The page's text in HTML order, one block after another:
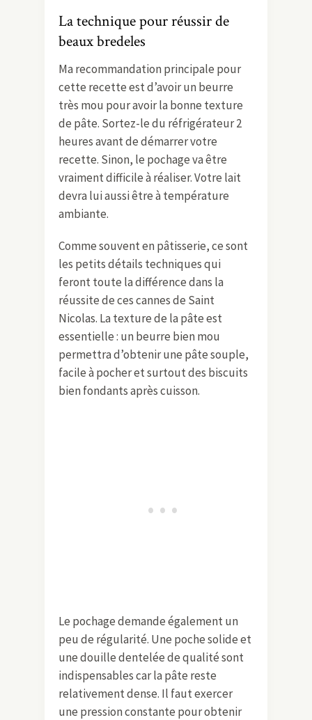
La technique pour réussir de
beaux bredeles
Ma recommandation principale pour
cette recette est d’avoir un beurre
très mou pour avoir la bonne texture
de pâte. Sortez-le du réfrigérateur 2
heures avant de démarrer votre
recette. Sinon, le pochage va être
vraiment difficile à réaliser. Votre lait
devra lui aussi être à température
ambiante.
Comme souvent en pâtisserie, ce sont
les petits détails techniques qui
feront toute la différence dans la
réussite de ces cannes de Saint
Nicolas. La texture de la pâte est
essentielle : un beurre bien mou
permettra d’obtenir une pâte souple,
facile à pocher et surtout des biscuits
bien fondants après cuisson.
Le pochage demande également un
peu de régularité. Une poche solide et
une douille dentelée de qualité sont
indispensables car la pâte reste
relativement dense. Il faut exercer
une pression constante pour obtenir